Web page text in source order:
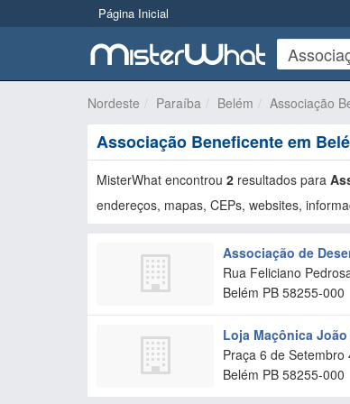
Página Inicial
Nordeste Paraíba Belém Associação
Associação Beneficente em
MisterWhat encontrou 2 resultados para
endereços, mapas, CEPs, websites,
Associação de
Rua Feliciano
Belém PB 58255-000
Loja Maçônica
Praça 6 de Setembro
Belém PB 58255-000